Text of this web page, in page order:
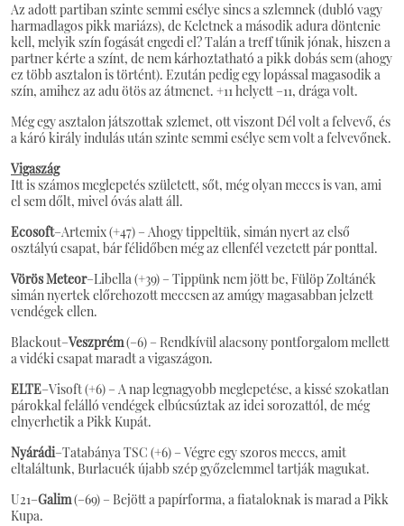
Az adott partiban szinte semmi esélye sincs a szlemnek (dubló vagy
harmadlagos pikk mariázs), de Keletnek a második adura döntenie
kell, melyik szín fogását engedi el? Talán a treff tűnik jónak, hiszen a
partner kérte a színt, de nem kárhoztatható a pikk dobás sem (ahogy
ez több asztalon is történt). Ezután pedig egy lopással magasodik a
szín, amihez az adu ötös az átmenet. +11 helyett –11, drága volt.
Még egy asztalon játszottak szlemet, ott viszont Dél volt a felvevő, és
a káró király indulás után szinte semmi esélye sem volt a felvevőnek.
Vigaszág
Itt is számos meglepetés született, sőt, még olyan meccs is van, ami
el sem dőlt, mivel óvás alatt áll.
Ecosoft–Artemix (+47) – Ahogy tippeltük, simán nyert az első
osztályú csapat, bár félidőben még az ellenfél vezetett pár ponttal.
Vörös Meteor–Libella (+39) – Tippünk nem jött be, Fülöp Zoltánék
simán nyertek előrehozott meccsen az amúgy magasabban jelzett
vendégek ellen.
Blackout–Veszprém(–6) – Rendkívül alacsony pontforgalom mellett
a vidéki csapat maradt a vigaszágon.
ELTE–Visoft (+6) – A nap legnagyobb meglepetése, a kissé szokatlan
párokkal felálló vendégek elbúcsúztak az idei sorozattól, de még
elnyerhetik a Pikk Kupát.
Nyárádi–Tatabánya TSC (+6) – Végre egy szoros meccs, amit
eltaláltunk, Burlacuék újabb szép győzelemmel tartják magukat.
U21–Galim(–69) – Bejött a papírforma, a fiataloknak is marad a Pikk
Kupa.